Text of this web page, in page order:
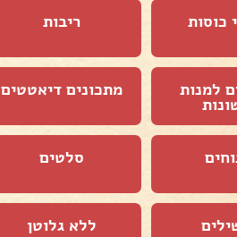
כוסות ריבות
למנות מתכונים דיאטטים
סלטים
ללא גלוטן